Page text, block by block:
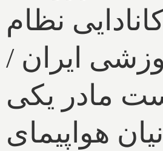
نظام
ایران /
مادر یکی
هواپیمای